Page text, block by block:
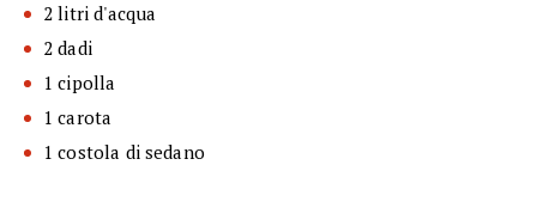
2 litri d'acqua
2 dadi
1 cipolla
1 carota
1 costola di sedano